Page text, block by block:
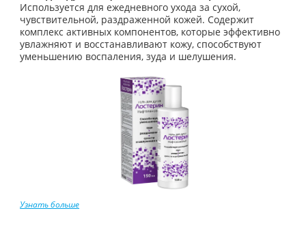
Используется для ежедневного ухода за сухой,
чувствительной, раздраженной кожей. Содержит
комплекс активных компонентов, которые эффективно
увлажняют и восстанавливают кожу, способствуют
уменьшению воспаления, зуда и шелушения.
Узнать больше